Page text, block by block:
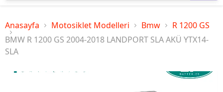
Anasayfa Motosiklet Modelleri Bmw
R 1200 GS
BMW R 1200 GS 2004-2018 LANDPORT SLA AKÜ YTX14-
SLA